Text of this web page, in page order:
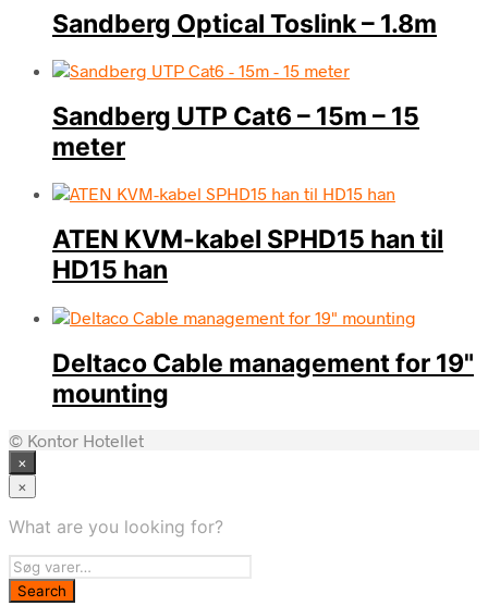
Sandberg Optical Toslink – 1.8m
Sandberg UTP Cat6 – 15m – 15
meter
ATEN KVM-kabel SPHD15 han til
HD15 han
Deltaco Cable management for 19"
mounting
© Kontor Hotellet
×
×
What are you looking for?